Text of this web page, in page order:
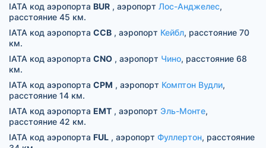
IATA код аэропорта BUR , аэропорт Лос-Анджелес,
расстояние 45 км.
IATA код аэропорта CCB , аэропорт Кейбл, расстояние 70
км.
IATA код аэропорта CNO , аэропорт Чино, расстояние 68
км.
IATA код аэропорта CPM , аэропорт Комптон Вудли,
расстояние 14 км.
IATA код аэропорта EMT , аэропорт Эль-Монте,
расстояние 42 км.
IATA код аэропорта FUL , аэропорт Фуллертон, расстояние